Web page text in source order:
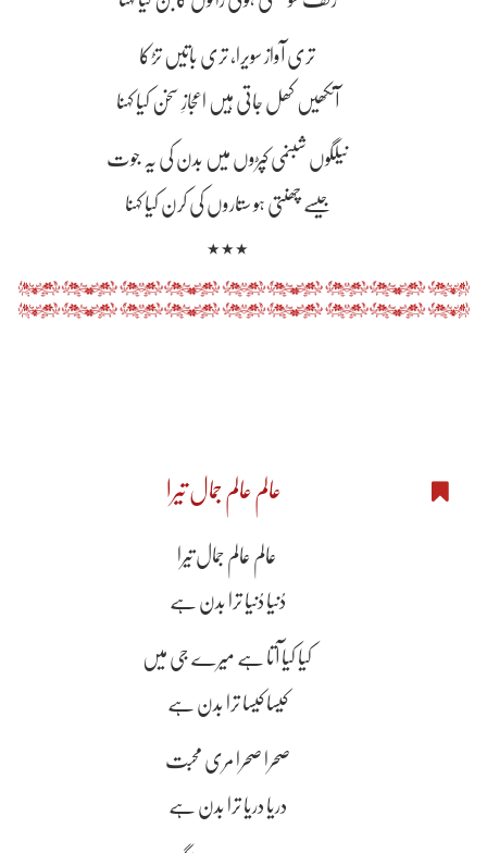
تری آواز سویرا، تری باتیں تڑکا
آنکھیں کھل جاتی ہیں اعجازِ سخن کیا کہنا
نیلگوں شبنمی کپڑوں میں بدن کی یہ جوت
جیسے چھنتی ہو ستاروں کی کرن کیا کہنا
٭٭٭
عالم عالم جمال تیرا
عالم عالم جمال تیرا
دُنیا دُنیا ترا بدن ہے
کیا کیا آتا ہے میرے جی میں
کیسا کیسا ترا بدن ہے
صحرا صحرا مری محبت
دریا دریا ترا بدن ہے